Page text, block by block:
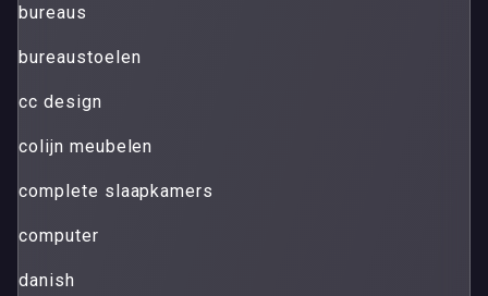
bureaus
bureaustoelen
cc design
colijn meubelen
complete slaapkamers
computer
danish